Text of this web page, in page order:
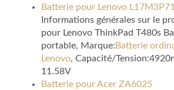
Batterie pour Lenovo L17M3P71
Informations générales sur le
pour Lenovo ThinkPad T480s
portable, Marque: Batterie
Lenovo, Capacité/
11.58V
Batterie pour Acer ZA6025